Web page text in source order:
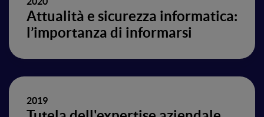
Attualità e sicurezza informatica:
l’importanza di informarsi
2019